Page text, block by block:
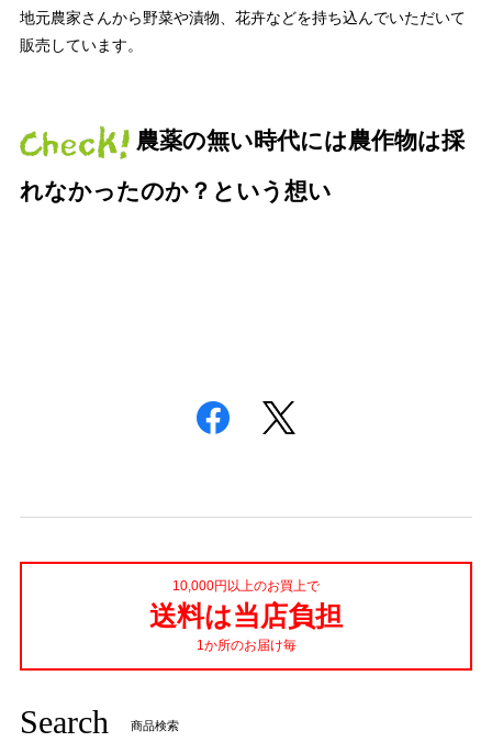
地元農家さんから野菜や漬物、花卉などを持ち込んでいただいて
販売しています。
農薬の無い時代には農作物は採
れなかったのか？という想い
10,000円以上のお買上で
送料は当店負担
1か所のお届け毎
Search 商品検索